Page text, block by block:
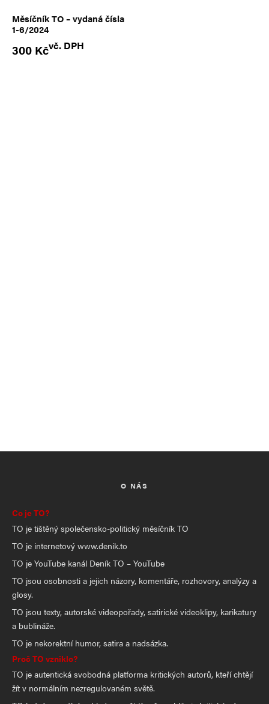
Měsíčník TO – vydaná čísla
1-6/2024
300 Kčvč. DPH
O NÁS
Co je TO?
TO je tištěný společensko-politický měsíčník TO
TO je internetový www.denik.to
TO je YouTube kanál Deník TO – YouTube
TO jsou osobnosti a jejich názory, komentáře, rozhovory, analýzy a
glosy.
TO jsou texty, autorské videopořady, satirické videoklipy, karikatury
a bublináže.
TO je nekorektní humor, satira a nadsázka.
Proč TO vzniklo?
TO je autentická svobodná platforma kritických autorů, kteří chtějí
žít v normálním nezregulovaném světě.